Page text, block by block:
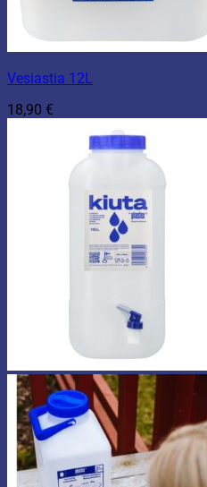
Vesiastia 12L
18,90 €